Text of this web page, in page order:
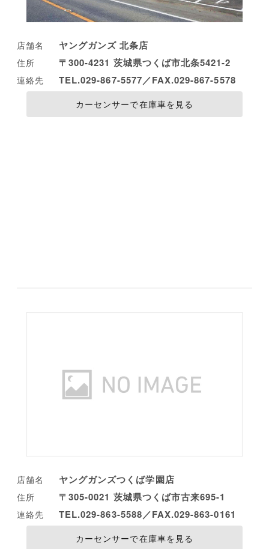
店舗名 ヤングガンズ 北条店
住所 〒300-4231 茨城県つくば市北条5421-2
連絡先 TEL.029-867-5577／FAX.029-867-5578
カーセンサーで在庫車を見る
店舗名 ヤングガンズつくば学園店
住所 〒305-0021 茨城県つくば市古来695-1
連絡先 TEL.029-863-5588／FAX.029-863-0161
カーセンサーで在庫車を見る